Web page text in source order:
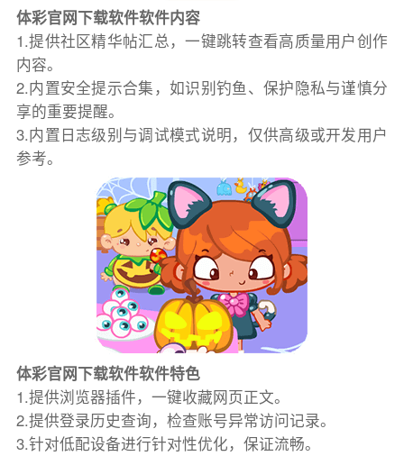
体彩官网下载软件软件内容
1.提供社区精华帖汇总，一键跳转查看高质量用户创作
内容。
2.内置安全提示合集，如识别钓鱼、保护隐私与谨慎分
享的重要提醒。
3.内置日志级别与调试模式说明，仅供高级或开发用户
参考。
体彩官网下载软件软件特色
1.提供浏览器插件，一键收藏网页正文。
2.提供登录历史查询，检查账号异常访问记录。
3.针对低配设备进行针对性优化，保证流畅。